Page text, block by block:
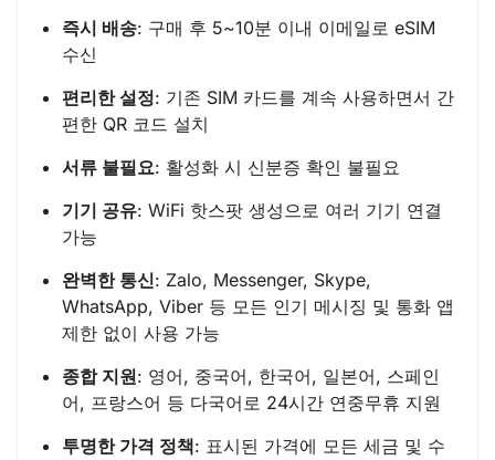
즉시 배송: 구매 후 5~10분 이내 이메일로 eSIM
수신
편리한 설정: 기존 SIM 카드를 계속 사용하면서 간
편한 QR 코드 설치
서류 불필요: 활성화 시 신분증 확인 불필요
기기 공유: WiFi 핫스팟 생성으로 여러 기기 연결
가능
완벽한 통신: Zalo, Messenger, Skype,
WhatsApp, Viber 등 모든 인기 메시징 및 통화 앱
제한 없이 사용 가능
종합 지원: 영어, 중국어, 한국어, 일본어, 스페인
어, 프랑스어 등 다국어로 24시간 연중무휴 지원
투명한 가격 정책: 표시된 가격에 모든 세금 및 수